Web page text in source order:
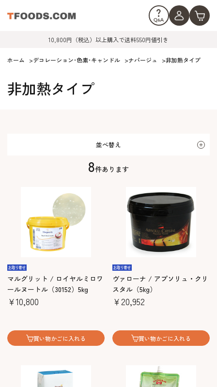
10,800円（税込）以上購入で送料550円値引き
ホーム >デコレーション･色素･キャンドル >ナパージュ >非加熱タイプ
非加熱タイプ
並べ替え
8件あります
マルグリット / ロイヤルミロワ
ールヌートル（30152）5kg
￥10,800
買い物かごに入れる
ヴァローナ / アプソリュ・クリ
スタル（5kg）
￥20,952
買い物かごに入れる